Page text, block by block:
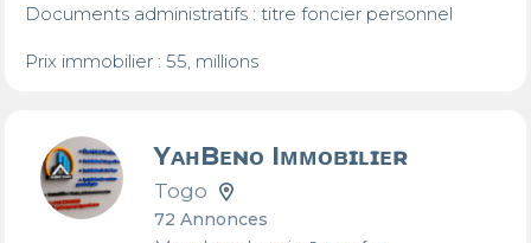
Documents administratifs : titre foncier personnel
Prix immobilier : 55, millions
YᴀʜBᴇɴᴏ Iᴍᴍᴏʙɪʟɪᴇʀ
Togo
72 Annonces